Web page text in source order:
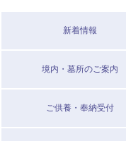
新着情報
境内・墓所のご案内
ご供養・奉納受付